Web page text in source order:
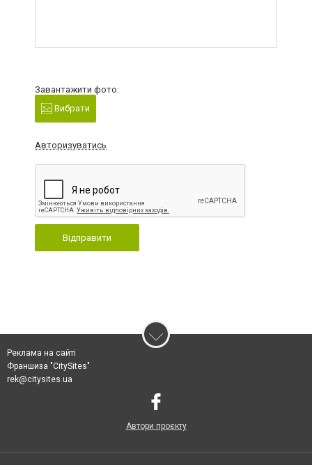
Завантажити фото:
Вибрати
Авторизуватись
Відправити
Реклама на сайті
Франшиза "CitySites"
rek@citysites.ua
Автори проєкту